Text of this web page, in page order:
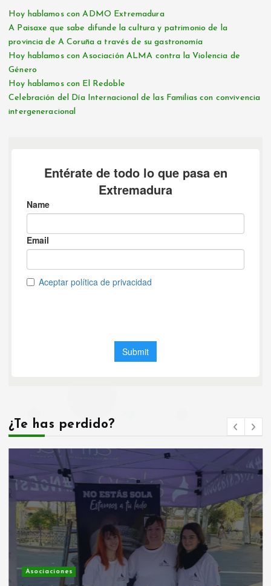
Hoy hablamos con ADMO Extremadura
A Paisaxe que sabe difunde la cultura y patrimonio de la
provincia de A Coruña a través de su gastronomía
Hoy hablamos con Asociación ALMA contra la Violencia de
Género
Hoy hablamos con El Redoble
Celebración del Día Internacional de las Familias con convivencia
intergeneracional
¿Te has perdido?
Asociaciones